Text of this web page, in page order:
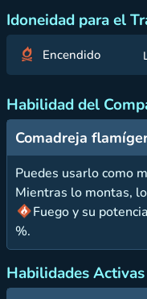
Idoneidad para el
Encendido
Habilidad del
Comadreja
Puedes usarlo como
Mientras lo montas,
Fuego y su
%.
Habilidades Activas